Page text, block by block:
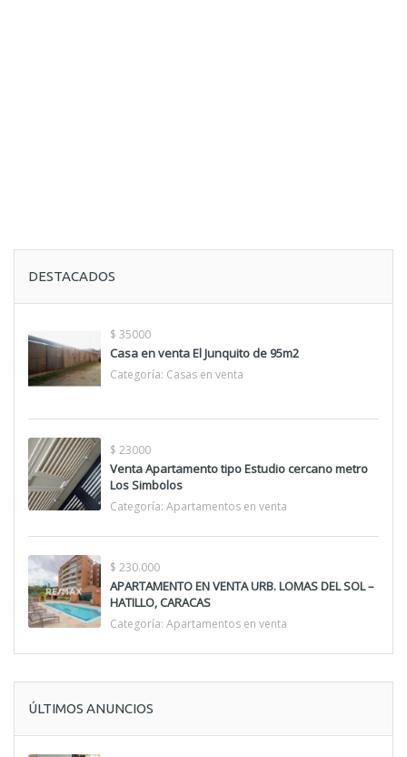
DESTACADOS
$ 35000
Casa en venta El Junquito de 95m2
Categoría: Casas en venta
$ 23000
Venta Apartamento tipo Estudio cercano metro
Los Simbolos
Categoría: Apartamentos en venta
$ 230.000
APARTAMENTO EN VENTA URB. LOMAS DEL SOL –
HATILLO, CARACAS
Categoría: Apartamentos en venta
ÚLTIMOS ANUNCIOS